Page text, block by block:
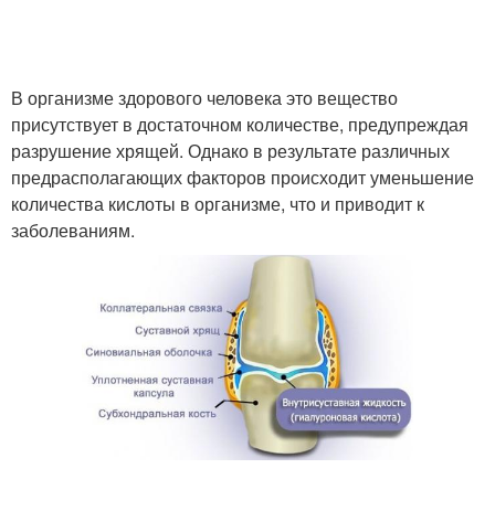
В организме здорового человека это вещество
присутствует в достаточном количестве, предупреждая
разрушение хрящей. Однако в результате различных
предрасполагающих факторов происходит уменьшение
количества кислоты в организме, что и приводит к
заболеваниям.